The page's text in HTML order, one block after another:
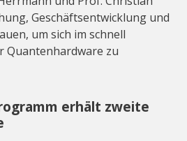
Geschäftsentwicklung und
um sich im schnell
Quantenhardware zu
erhält zweite